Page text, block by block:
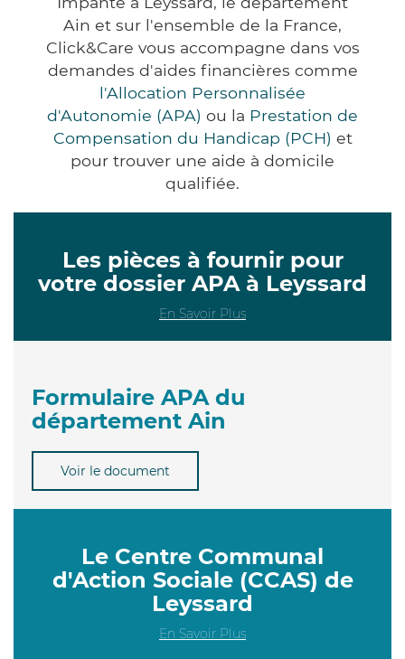
Ain et sur l'ensemble de la France,
Click&Care vous accompagne dans vos
demandes d'aides financières comme
l'Allocation Personnalisée
d'Autonomie (APA) ou la Prestation de
Compensation du Handicap (PCH) et
pour trouver une aide à domicile
qualifiée.
Les pièces à fournir pour
votre dossier APA à Leyssard
En Savoir Plus
Formulaire APA du
département Ain
Voir le document
Le Centre Communal
d'Action Sociale (CCAS) de
Leyssard
En Savoir Plus